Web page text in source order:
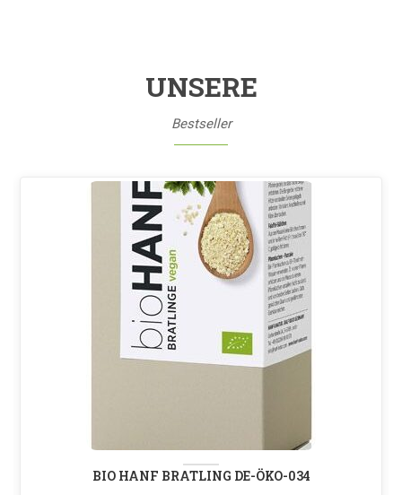
UNSERE
Bestseller
BIO HANF BRATLING DE-ÖKO-034